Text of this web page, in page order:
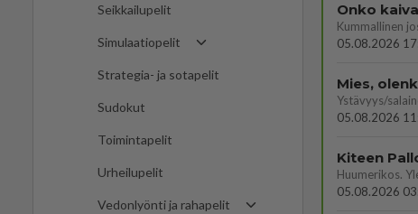
Seikkailupelit
Simulaatiopelit
Strategia- ja sotapelit
Sudokut
Toimintapelit
Urheilupelit
Vedonlyönti ja rahapelit
Onko
Kummallinen
05.08.2026
Mies,
Ystävyys/
05.08.2026
05.08.2026